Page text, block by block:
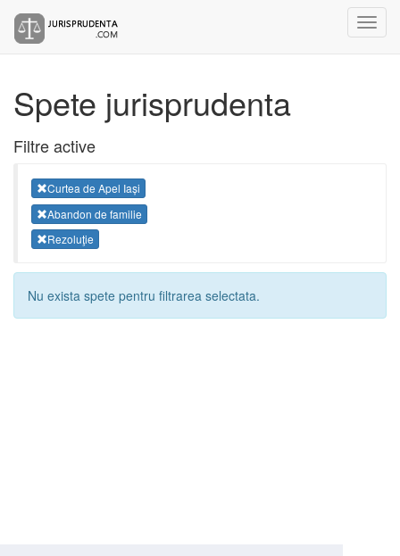
Spete jurisprudenta
Filtre active
Curtea de Apel Iași
Abandon de familie
Rezoluţie
Nu exista spete pentru filtrarea selectata.